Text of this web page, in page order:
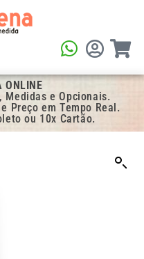
ONLINE
Medidas e Opcionais.
Preço em Tempo Real.
ou 10x Cartão.